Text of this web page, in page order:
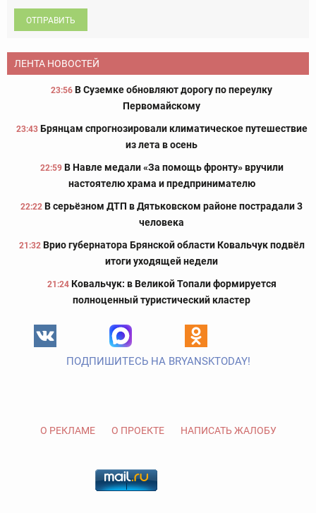
ОТПРАВИТЬ
ЛЕНТА НОВОСТЕЙ
23:56 В Суземке обновляют дорогу по переулку
Первомайскому
23:43 Брянцам спрогнозировали климатическое путешествие
из лета в осень
22:59 В Навле медали «За помощь фронту» вручили
настоятелю храма и предпринимателю
22:22 В серьёзном ДТП в Дятьковском районе пострадали 3
человека
21:32 Врио губернатора Брянской области Ковальчук подвёл
итоги уходящей недели
21:24 Ковальчук: в Великой Топали формируется
полноценный туристический кластер
ПОДПИШИТЕСЬ НА BRYANSKTODAY!
О РЕКЛАМЕ О ПРОЕКТЕ НАПИСАТЬ ЖАЛОБУ